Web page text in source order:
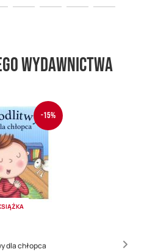
wydawnictwa
-15%
dla chłopca